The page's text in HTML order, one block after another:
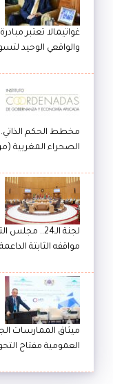
غواتيمالا تعتبر
والواقعي الوحيد
مخطط الحكم الذاتي..
الصحراء المغربية
لجنة الـ24..
مواقفه الثابتة
ميثاق الممارسات
العمومية مفتاح